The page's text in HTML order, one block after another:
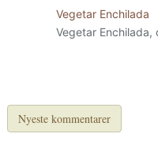
Vegetar Enchilada
Vegetar
Nyeste kommentarer